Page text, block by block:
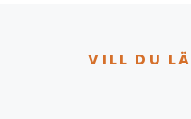
VILL DU